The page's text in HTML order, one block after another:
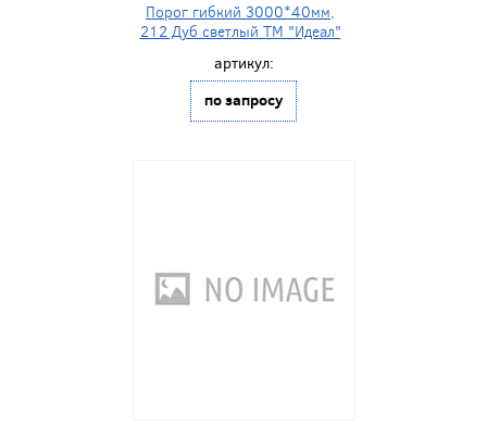
Порог гибкий 3000*40мм,
212 Дуб светлый ТМ "Идеал"
артикул:
по запросу